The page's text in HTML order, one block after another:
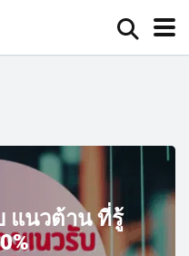
แนวต้าน ที่รู้